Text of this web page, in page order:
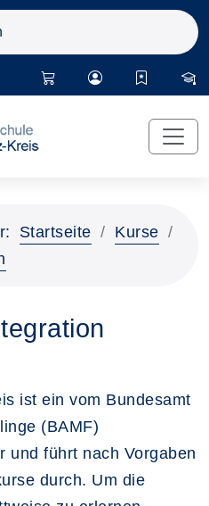
Startseite
Kurse
ist ein vom Bundesamt
(BAMF)
und führt nach Vorgaben
durch. Um die